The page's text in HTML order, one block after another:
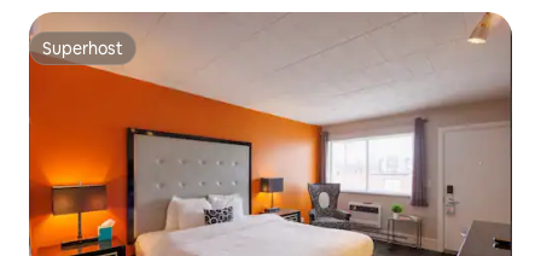
Superhost
Superhost